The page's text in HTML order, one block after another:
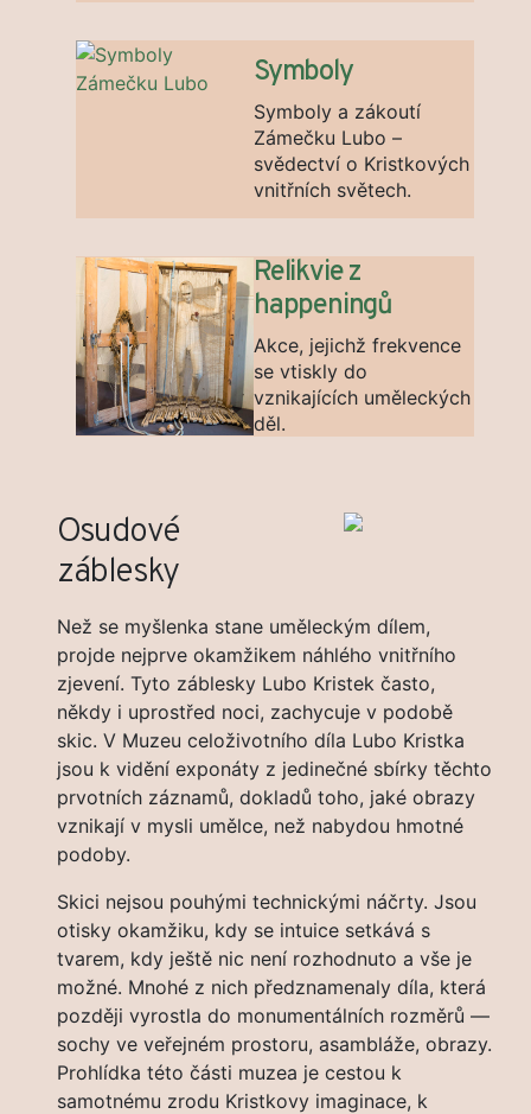
Symboly
Symboly a zákoutí
Zámečku Lubo –
svědectví o Kristkových
vnitřních světech.
Relikvie z
happeningů
Akce, jejichž frekvence
se vtiskly do
vznikajících uměleckých
děl.
Osudové
záblesky
Než se myšlenka stane uměleckým dílem,
projde nejprve okamžikem náhlého vnitřního
zjevení. Tyto záblesky Lubo Kristek často,
někdy i uprostřed noci, zachycuje v podobě
skic. V Muzeu celoživotního díla Lubo Kristka
jsou k vidění exponáty z jedinečné sbírky těchto
prvotních záznamů, dokladů toho, jaké obrazy
vznikají v mysli umělce, než nabydou hmotné
podoby.
Skici nejsou pouhými technickými náčrty. Jsou
otisky okamžiku, kdy se intuice setkává s
tvarem, kdy ještě nic není rozhodnuto a vše je
možné. Mnohé z nich předznamenaly díla, která
později vyrostla do monumentálních rozměrů —
sochy ve veřejném prostoru, asambláže, obrazy.
Prohlídka této části muzea je cestou k
samotnému zrodu Kristkovy imaginace, k